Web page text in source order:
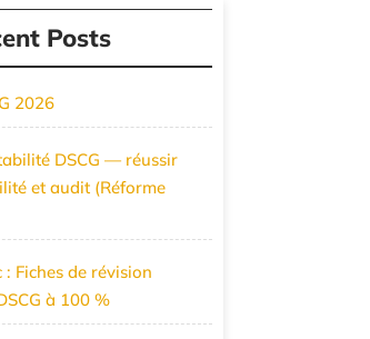
Posts
2026
DSCG — réussir
et audit (Réforme
: Fiches de révision
à 100 %